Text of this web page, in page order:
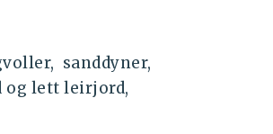
sanddyner,
og lett leirjord,